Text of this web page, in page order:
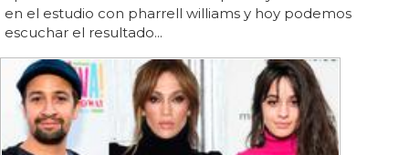
en el estudio con pharrell williams y hoy podemos
escuchar el resultado...